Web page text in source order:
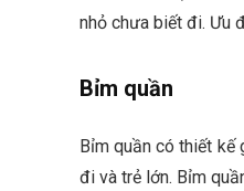
nhỏ chưa biết đi. Ưu
Bỉm quần
Bỉm quần có thiết kế
đi và trẻ lớn. Bỉm